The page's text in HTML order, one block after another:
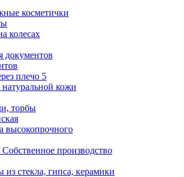
косметички
колесах
документов
плечо 5
кожи
торбы
высокопрочного
производство
из стекла, гипса, керамики